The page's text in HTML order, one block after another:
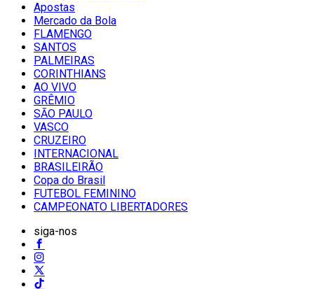
Apostas
Mercado da Bola
FLAMENGO
SANTOS
PALMEIRAS
CORINTHIANS
AO VIVO
GRÊMIO
SĀO PAULO
VASCO
CRUZEIRO
INTERNACIONAL
BRASILEIRÃO
Copa do Brasil
FUTEBOL FEMININO
CAMPEONATO LIBERTADORES
siga-nos